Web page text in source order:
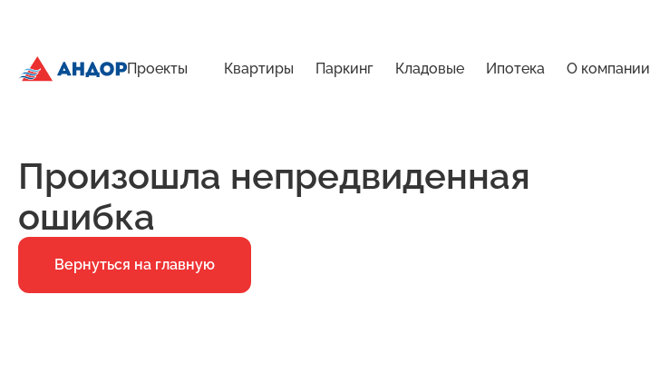
Проекты Квартиры Паркинг Кладовые Ипотека О компании
Произошла непредвиденная
ошибка
Вернуться на главную